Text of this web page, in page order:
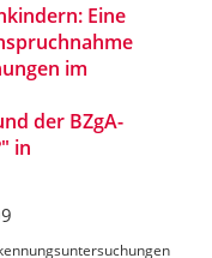
Eine
im
der BZgA-
in